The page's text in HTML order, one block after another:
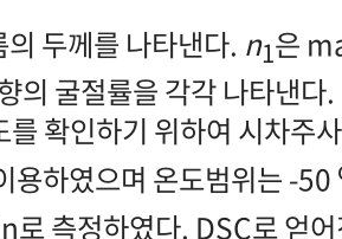
두께를 나타낸다. n1은
굴절률을 각각 나타낸다.
를 확인하기 위하여 시차주
용하였으며 온도범위는 -50
측정하였다. DSC로 얻